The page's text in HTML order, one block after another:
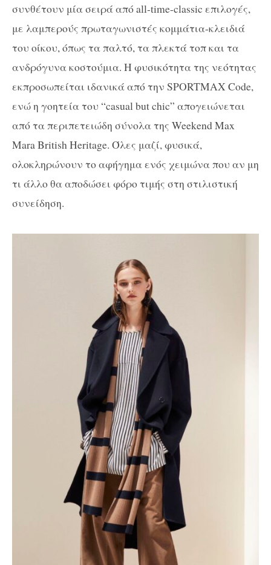
συνθέτουν μία σειρά από all-time-classic επιλογές,
με λαμπερούς πρωταγωνιστές κομμάτια-κλειδιά
του οίκου, όπως τα παλτό, τα πλεκτά τοπ και τα
ανδρόγυνα κοστούμια. Η φυσικότητα της νεότητας
εκπροσωπείται ιδανικά από την SPORTMAX Code,
ενώ η γοητεία του “casual but chic” απογειώνεται
από τα περιπετειώδη σύνολα της Weekend Max
Mara British Heritage. Όλες μαζί, φυσικά,
ολοκληρώνουν το αφήγημα ενός χειμώνα που αν μη
τι άλλο θα αποδώσει φόρο τιμής στη στιλιστική
συνείδηση.